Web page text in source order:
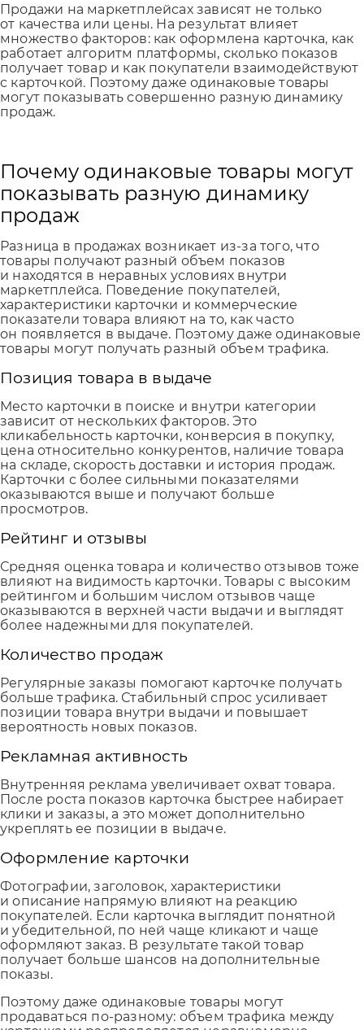
Продажи на маркетплейсах зависят не только
от качества или цены. На результат влияет
множество факторов: как оформлена карточка, как
работает алгоритм платформы, сколько показов
получает товар и как покупатели взаимодействуют
с карточкой. Поэтому даже одинаковые товары
могут показывать совершенно разную динамику
продаж.
Почему одинаковые товары могут
показывать разную динамику
продаж
Разница в продажах возникает из-за того, что
товары получают разный объем показов
и находятся в неравных условиях внутри
маркетплейса. Поведение покупателей,
характеристики карточки и коммерческие
показатели товара влияют на то, как часто
он появляется в выдаче. Поэтому даже одинаковые
товары могут получать разный объем трафика.
Позиция товара в выдаче
Место карточки в поиске и внутри категории
зависит от нескольких факторов. Это
кликабельность карточки, конверсия в покупку,
цена относительно конкурентов, наличие товара
на складе, скорость доставки и история продаж.
Карточки с более сильными показателями
оказываются выше и получают больше
просмотров.
Рейтинг и отзывы
Средняя оценка товара и количество отзывов тоже
влияют на видимость карточки. Товары с высоким
рейтингом и большим числом отзывов чаще
оказываются в верхней части выдачи и выглядят
более надежными для покупателей.
Количество продаж
Регулярные заказы помогают карточке получать
больше трафика. Стабильный спрос усиливает
позиции товара внутри выдачи и повышает
вероятность новых показов.
Рекламная активность
Внутренняя реклама увеличивает охват товара.
После роста показов карточка быстрее набирает
клики и заказы, а это может дополнительно
укреплять ее позиции в выдаче.
Оформление карточки
Фотографии, заголовок, характеристики
и описание напрямую влияют на реакцию
покупателей. Если карточка выглядит понятной
и убедительной, по ней чаще кликают и чаще
оформляют заказ. В результате такой товар
получает больше шансов на дополнительные
показы.
Поэтому даже одинаковые товары могут
продаваться по-разному: объем трафика между